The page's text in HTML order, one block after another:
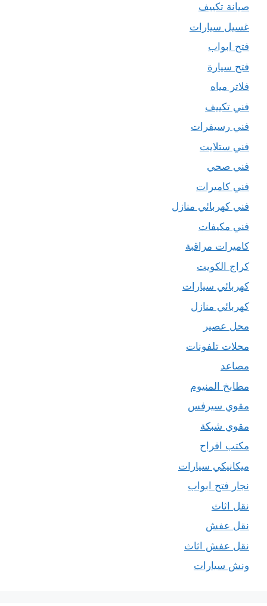
صيانة تكييف
غسيل سيارات
فتح ابواب
فتح سيارة
فلاتر مياه
فني تكييف
فني رسيفرات
فني ستلايت
فني صحي
فني كاميرات
فني كهربائي منازل
فني مكيفات
كاميرات مراقبة
كراج الكويت
كهربائي سيارات
كهربائي منازل
محل عصير
محلات تلفونات
مصاعد
مطابخ المنيوم
مقوي سيرفس
مقوي شبكة
مكتب افراح
ميكانيكي سيارات
نجار فتح ابواب
نقل اثاث
نقل عفش
نقل عفش اثاث
ونش سيارات